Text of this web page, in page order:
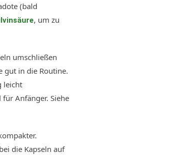
(bald
, um zu
umschließen
gut in die Routine.
leicht
Anfänger. Siehe
die Kapseln auf